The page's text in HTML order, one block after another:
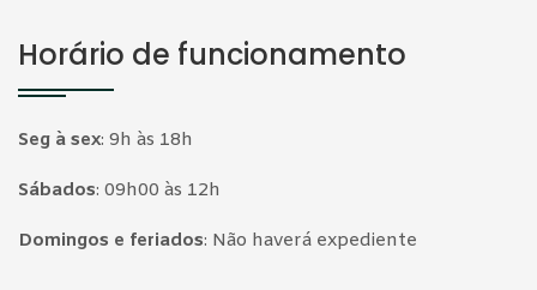
Horário de funcionamento
Seg à sex: 9h às 18h
Sábados: 09h00 às 12h
Domingos e feriados: Não haverá expediente